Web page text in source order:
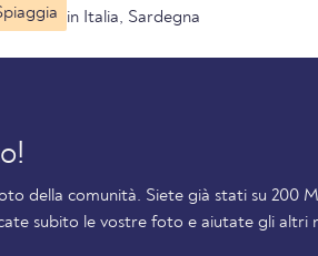
in Italia, Sardegna
della comunità. Siete già stati su 200
subito le vostre foto e aiutate gli altri